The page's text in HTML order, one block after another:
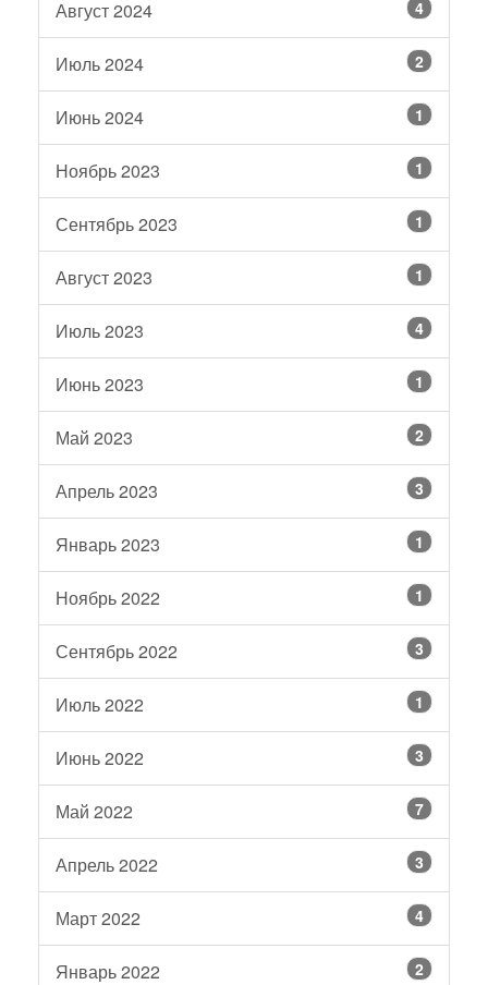
Август 2024 4
Июль 2024 2
Июнь 2024 1
Ноябрь 2023 1
Сентябрь 2023 1
Август 2023 1
Июль 2023 4
Июнь 2023 1
Май 2023 2
Апрель 2023 3
Январь 2023 1
Ноябрь 2022 1
Сентябрь 2022 3
Июль 2022 1
Июнь 2022 3
Май 2022 7
Апрель 2022 3
Март 2022 4
Январь 2022 2